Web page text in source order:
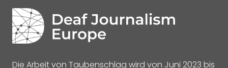
Die Arbeit von Taubenschlag wird von Juni 2023 bis